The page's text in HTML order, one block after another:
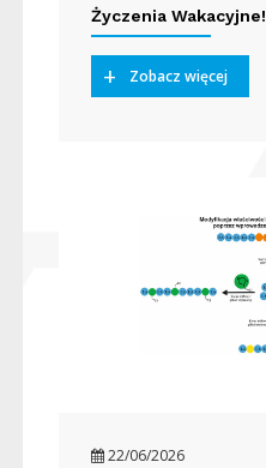
Życzenia Wakacyjne!
Zobacz więcej
22/06/2026